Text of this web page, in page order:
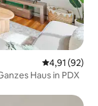
4,91 (92)
Haus in PDX